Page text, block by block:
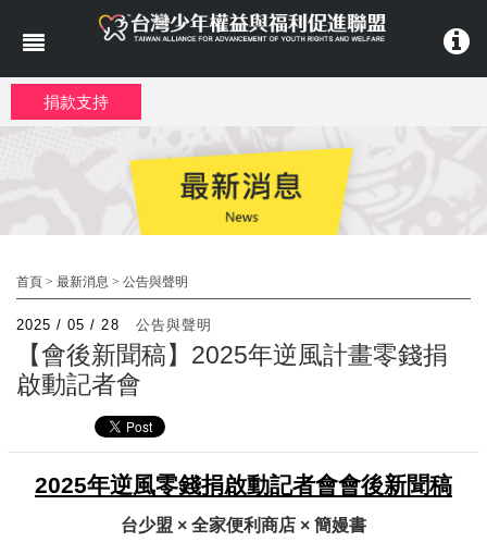
捐款支持
首頁 > 最新消息 > 公告與聲明
2025 / 05 / 28 公告與聲明
【會後新聞稿】2025年逆風計畫零錢捐
啟動記者會
2025年逆風零錢捐啟動記者會會後新聞稿
台少盟 × 全家便利商店 × 簡嫚書